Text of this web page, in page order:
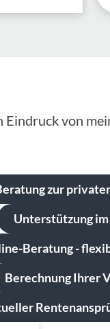
von
zur
Unterstützung
Beratung -
Berechnung Ihrer